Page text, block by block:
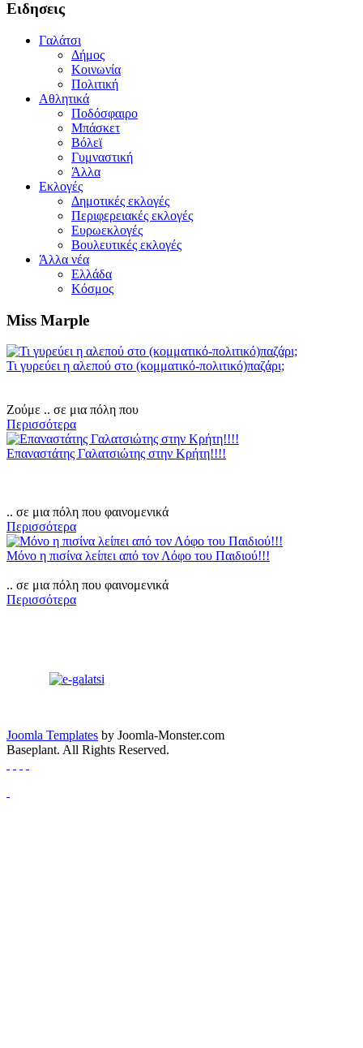
Ειδησεις
Γαλάτσι
Δήμος
Κοινωνία
Πολιτική
Αθλητικά
Ποδόσφαιρο
Μπάσκετ
Βόλεϊ
Γυμναστική
Άλλα
Εκλογές
Δημοτικές εκλογές
Περιφερειακές εκλογές
Ευρωεκλογές
Βουλευτικές εκλογές
Άλλα νέα
Ελλάδα
Κόσμος
Miss Marple
Τι γυρεύει η αλεπού στο (κομματικό-πολιτικό)παζάρι;
Ζούμε .. σε μια πόλη που
Περισσότερα
Επαναστάτης Γαλατσιώτης στην Κρήτη!!!!
.. σε μια πόλη που φαινομενικά
Περισσότερα
Μόνο η πισίνα λείπει από τον Λόφο του Παιδιού!!!
.. σε μια πόλη που φαινομενικά
Περισσότερα
Joomla Templates by Joomla-Monster.com
Baseplant. All Rights Reserved.